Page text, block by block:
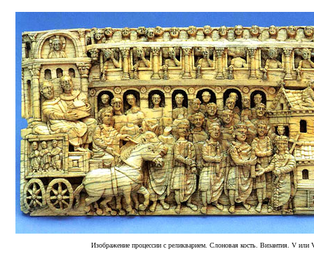
Изображение процессии с реликварием. Слоновая кость. Византия. V или